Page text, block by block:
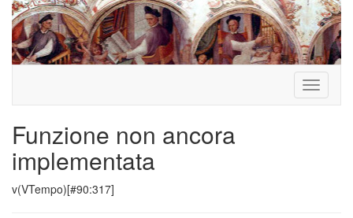
Toggle
Funzione non ancora
implementata
v(VTempo)[#90:317]